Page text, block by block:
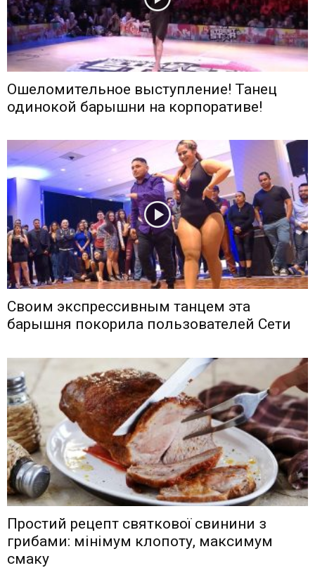
Ошеломительное выступление! Танец
одинокой барышни на корпоративе!
Своим экспрессивным танцем эта
барышня покорила пользователей Сети
Простий рецепт святкової свинини з
грибами: мінімум клопоту, максимум
смаку